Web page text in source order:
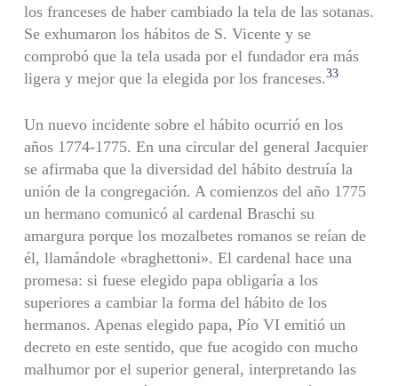
los franceses de haber cambiado la tela de las sotanas.
Se exhumaron los hábitos de S. Vicente y se
comprobó que la tela usada por el fundador era más
ligera y mejor que la elegida por los franceses.33
Un nuevo incidente sobre el hábito ocurrió en los
años 1774-1775. En una circular del general Jacquier
se afirmaba que la diversidad del hábito destruía la
unión de la congregación. A comienzos del año 1775
un hermano comunicó al cardenal Braschi su
amargura porque los mozalbetes romanos se reían de
él, llamándole «braghettoni». El cardenal hace una
promesa: si fuese elegido papa obligaría a los
superiores a cambiar la forma del hábito de los
hermanos. Apenas elegido papa, Pío VI emitió un
decreto en este sentido, que fue aco­gido con mucho
malhumor por el superior general, interpretando las